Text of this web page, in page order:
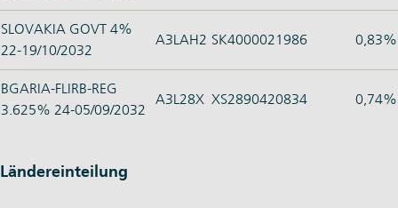
SLOVAKIA GOVT 4%
22-19/10/2032
A3LAH2 SK4000021986 0,83%
BGARIA-FLIRB-REG
3.625% 24-05/09/2032
A3L28X XS2890420834 0,74%
Ländereinteilung